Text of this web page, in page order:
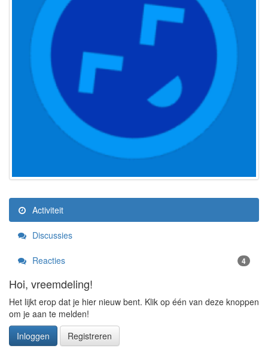
Activiteit
Discussies
Reacties 4
Hoi, vreemdeling!
Het lijkt erop dat je hier nieuw bent. Klik op één van deze knoppen
om je aan te melden!
Inloggen
Registreren